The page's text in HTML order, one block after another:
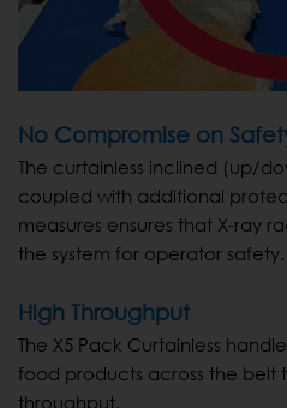
No Compromise on
The curtainless inclined (up/
coupled with additional
measures ensures that X-ray
the system for operator safety.
High Throughput
The X5 Pack Curtainless
food products across the belt
throughput.